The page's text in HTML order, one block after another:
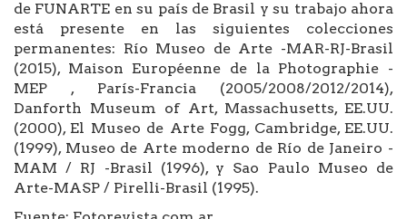
de FUNARTE en su país de Brasil y su trabajo ahora
está presente en las siguientes colecciones
permanentes: Río Museo de Arte -MAR-RJ-Brasil
(2015), Maison Européenne de la Photographie -
MEP , París-Francia (2005/2008/2012/2014),
Danforth Museum of Art, Massachusetts, EE.UU.
(2000), El Museo de Arte Fogg, Cambridge, EE.UU.
(1999), Museo de Arte moderno de Río de Janeiro -
MAM / RJ -Brasil (1996), y Sao Paulo Museo de
Arte-MASP / Pirelli-Brasil (1995).